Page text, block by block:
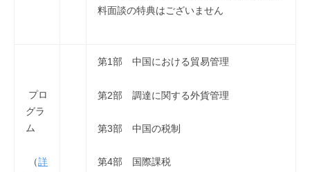
料面談の特典はございません
プロ
グラ
ム
（詳
第1部 中国における貿易管理
第2部 調達に関する外貨管理
第3部 中国の税制
第4部 国際課税